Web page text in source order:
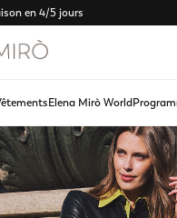
en 4/5 jours
Elena Mirò World